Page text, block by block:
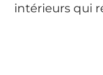
intérieurs qui